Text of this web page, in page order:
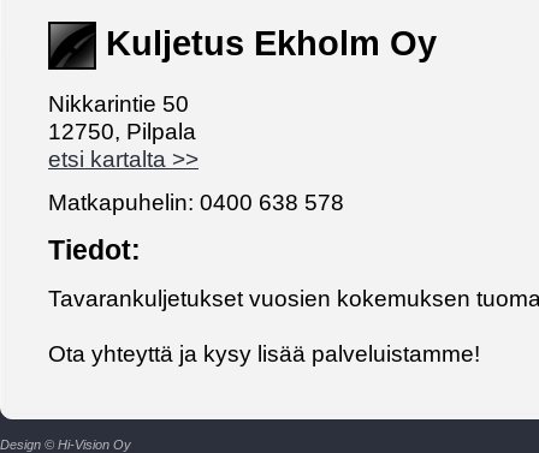
Kuljetus Ekholm Oy
Nikkarintie 50
12750, Pilpala
etsi kartalta >>
Matkapuhelin: 0400 638 578
Tiedot:
Tavarankuljetukset vuosien kokemuksen
Ota yhteyttä ja kysy lisää palveluistamme!
Design © Hi-Vision Oy